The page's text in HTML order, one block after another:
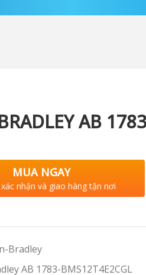
AB
MUA NGAY
nhận và giao hàng tận nơi
Bradley
AB 1783-BMS12T4E2CGL